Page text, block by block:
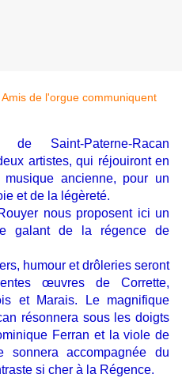
Saint-Paterne-Racan
artistes, qui réjouiront en
ancienne, pour un
et de la légèreté.
nous proposent ici un
galant de la régence de
humour et drôleries seront
œuvres de Corrette,
et Marais. Le magnifique
résonnera sous les doigts
Ferran et la viole de
accompagnée du
si cher à la Régence.